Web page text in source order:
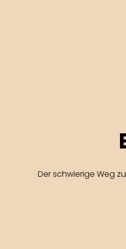
Der schwierige Weg